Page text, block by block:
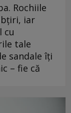
Rochiile
iar
cu
tale
sandale îți
– fie că